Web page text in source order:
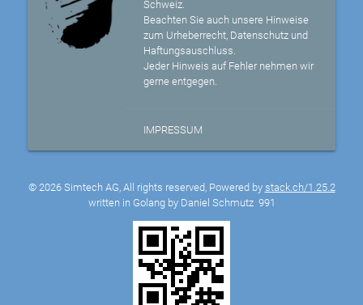
Schweiz.
Beachten Sie auch unsere Hinweise
zum Urheberrecht, Datenschutz und
Haftungsauschluss.
Jeder Hinweis auf Fehler nehmen wir
gerne entgegen.
IMPRESSUM
© 2026 Simtech AG, All rights reserved, Powered by stack.ch/1.25.2
written in Golang by Daniel Schmutz 991